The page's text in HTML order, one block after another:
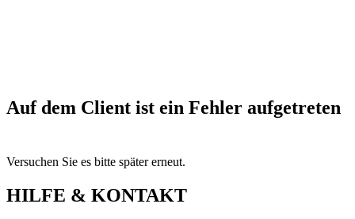
Auf dem Client ist ein Fehler aufgetreten
Versuchen Sie es bitte später erneut.
HILFE & KONTAKT